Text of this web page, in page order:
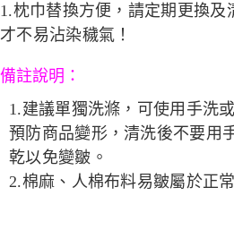
1.枕巾替換方便，請定期更換及
才不易沾染穢氣！
備註說明：
1.建議單獨洗滌，可使用手洗
預防商品變形，清洗後不要用
乾以免變皺。
2.棉麻、人棉布料易皺屬於正